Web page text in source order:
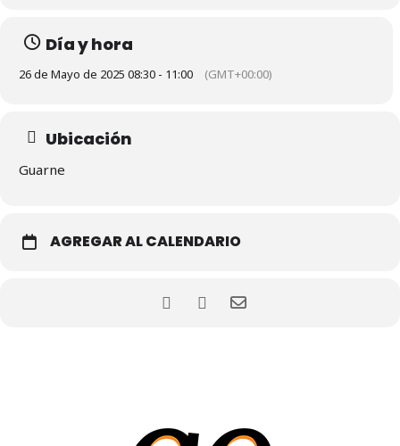
Día y hora
26 de Mayo de 2025 08:30 - 11:00 (GMT+00:00)
Ubicación
Guarne
AGREGAR AL CALENDARIO